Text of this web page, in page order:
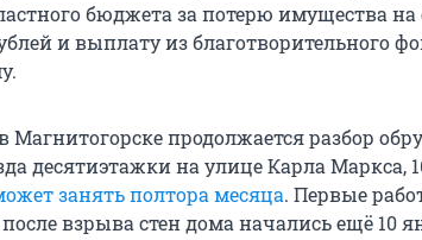
бюджета за потерю имущества
и выплату из благотворительного
Магнитогорске продолжается разбор
десятиэтажки на улице Карла Маркса,
занять полтора месяца. Первые
взрыва стен дома начались ещё 10